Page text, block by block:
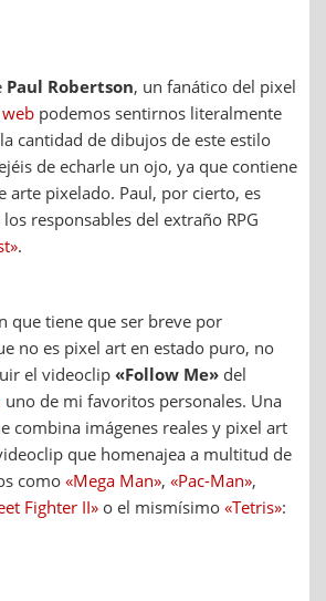
Paul Robertson, un fanático del pixel
podemos sentirnos literalmente
cantidad de dibujos de este estilo
de echarle un ojo, ya que contiene
arte pixelado. Paul, por cierto, es
responsables del extraño RPG
.
que tiene que ser breve por
no es pixel art en estado puro, no
el videoclip «Follow Me» del
uno de mi favoritos personales. Una
combina imágenes reales y pixel art
que homenajea a multitud de
como «Mega Man», «Pac-Man»,
Fighter II» o el mismísimo «Tetris»: